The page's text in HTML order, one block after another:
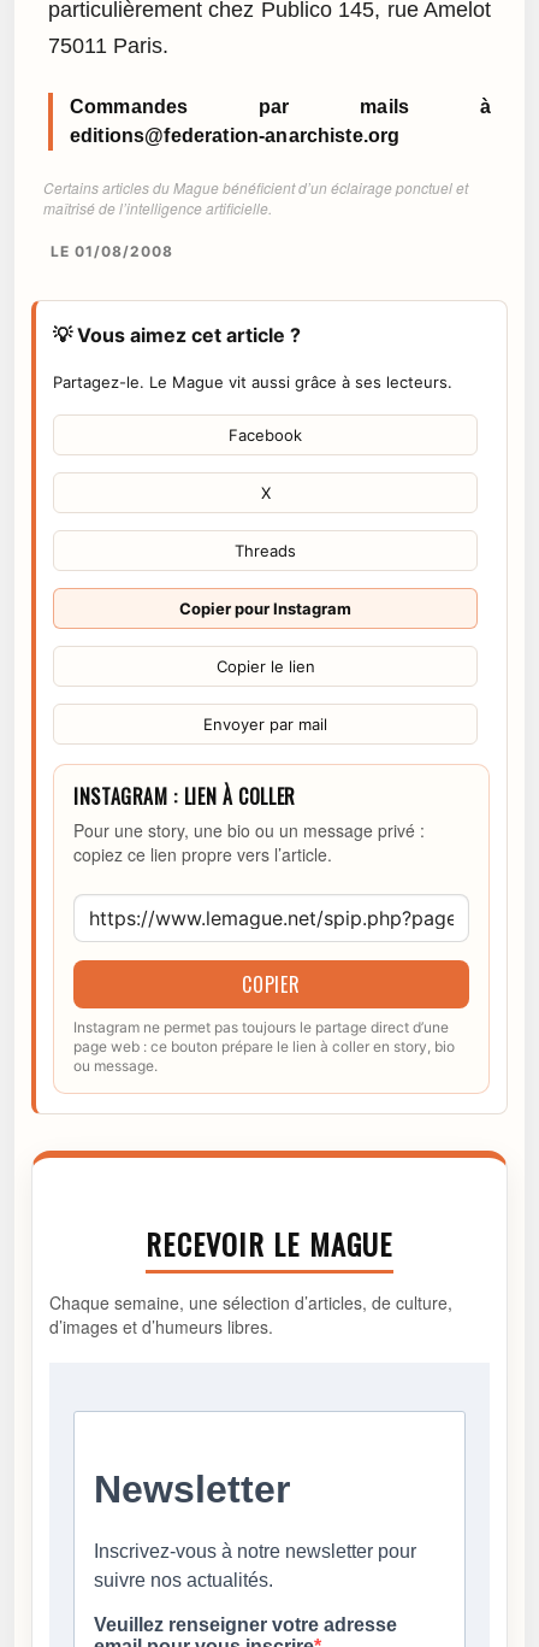
particulièrement chez Publico 145, rue Amelot
75011 Paris.
Commandes par mails à
editions@federation-anarchiste.org
Certains articles du Mague bénéficient d’un éclairage ponctuel et
maîtrisé de l’intelligence artificielle.
LE 01/08/2008
💡 Vous aimez cet article ?
Partagez-le. Le Mague vit aussi grâce à ses lecteurs.
Facebook
X
Threads
Copier pour Instagram
Copier le lien
Envoyer par mail
INSTAGRAM : LIEN À COLLER
Pour une story, une bio ou un message privé :
copiez ce lien propre vers l’article.
COPIER
Instagram ne permet pas toujours le partage direct d’une
page web : ce bouton prépare le lien à coller en story, bio
ou message.
RECEVOIR LE MAGUE
Chaque semaine, une sélection d’articles, de culture,
d’images et d’humeurs libres.